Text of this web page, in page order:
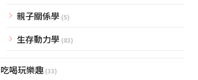
親子關係學 (5)
生存動力學 (83)
吃喝玩樂趣 (33)